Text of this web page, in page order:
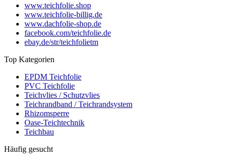
www.teichfolie.shop
www.teichfolie-billig.de
www.dachfolie-shop.de
facebook.com/teichfolie.de
ebay.de/str/teichfolietm
Top Kategorien
EPDM Teichfolie
PVC Teichfolie
Teichvlies / Schutzvlies
Teichrandband / Teichrandsystem
Rhizomsperre
Oase-Teichtechnik
Teichbau
Häufig gesucht